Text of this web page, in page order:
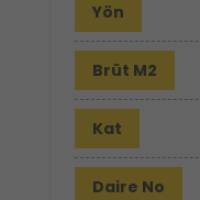
Yön
Brüt M2
Kat
Daire No